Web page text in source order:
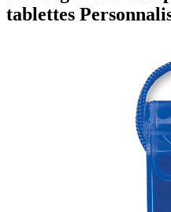
tablettes